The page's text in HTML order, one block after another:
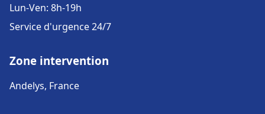
Lun-Ven: 8h-19h
Service d'urgence 24/7
Zone intervention
Andelys, France